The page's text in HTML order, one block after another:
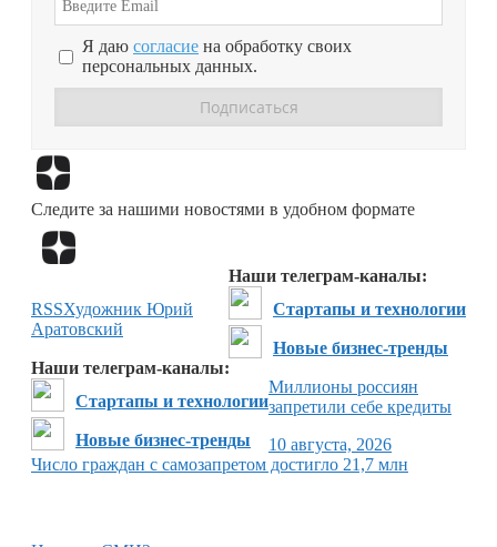
Я даю согласие на обработку своих
персональных данных.
Следите за нашими новостями в удобном формате
Наши телеграм-каналы:
Стартапы и технологии
Новые бизнес-тренды
Наши телеграм-каналы:
Стартапы и технологии
Новые бизнес-тренды
RSSХудожник Юрий
Аратовский
Миллионы россиян
запретили себе кредиты
10 августа, 2026
Число граждан с самозапретом достигло 21,7 млн